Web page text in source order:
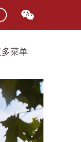
多菜单